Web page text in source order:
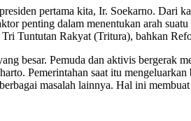
pertama kita, Ir. Soekarno. Dari
penting dalam menentukan arah
Tuntutan Rakyat (Tritura), bahkan
besar. Pemuda dan aktivis bergerak
Pemerintahan saat itu
masalah lainnya. Hal ini